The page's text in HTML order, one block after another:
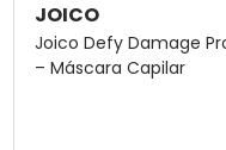
JOICO
Joico Defy Damage
– Máscara Capilar